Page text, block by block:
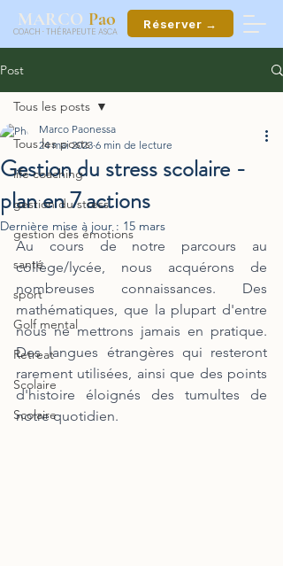
MARCO Pao
COACH ·THÉRAPEUTE ASCA
Réserver →
Post
Tous les posts
life coaching
gestion du stress
gestion des émotions
santé
sport
Golf mental
Retreat
Scolaire
Scolaire
Tous les posts
Gestion du stress scolaire -
plan en 7 actions
Marco Paonessa
24 mai 2023 6 min de lecture
Dernière mise à jour : 15 mars
Au cours de notre parcours au
collège/lycée, nous acquérons de
nombreuses connaissances. Des
mathématiques, que la plupart d'entre
nous ne mettrons jamais en pratique.
Des langues étrangères qui resteront
rarement utilisées, ainsi que des points
d'histoire éloignés des tumultes de
notre quotidien.